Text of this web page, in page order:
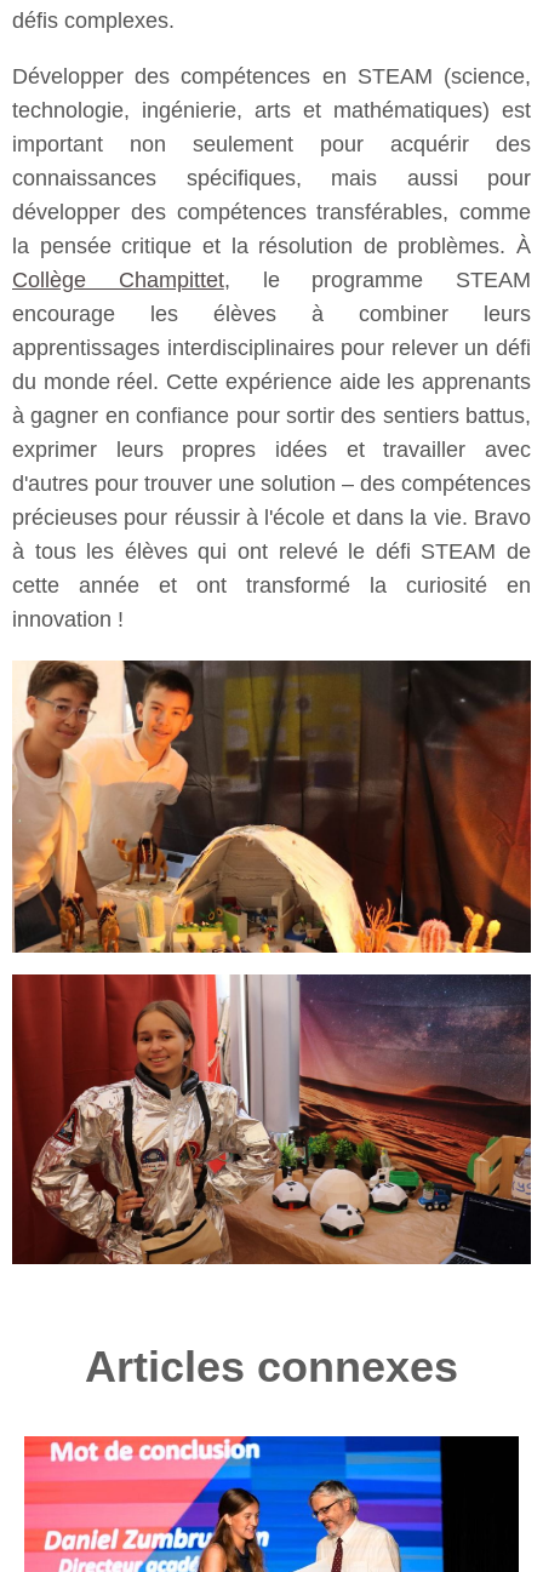
défis complexes.
Développer des compétences en STEAM (science,
technologie, ingénierie, arts et mathématiques) est
important non seulement pour acquérir des
connaissances spécifiques, mais aussi pour
développer des compétences transférables, comme
la pensée critique et la résolution de problèmes. À
Collège Champittet, le programme STEAM
encourage les élèves à combiner leurs
apprentissages interdisciplinaires pour relever un défi
du monde réel. Cette expérience aide les apprenants
à gagner en confiance pour sortir des sentiers battus,
exprimer leurs propres idées et travailler avec
d'autres pour trouver une solution – des compétences
précieuses pour réussir à l'école et dans la vie. Bravo
à tous les élèves qui ont relevé le défi STEAM de
cette année et ont transformé la curiosité en
innovation !
Articles connexes